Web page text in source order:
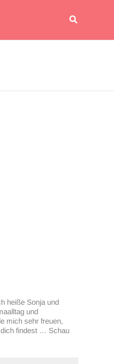
Suchen
heiße Sonja und
und
mich sehr freuen,
dich findest … Schau